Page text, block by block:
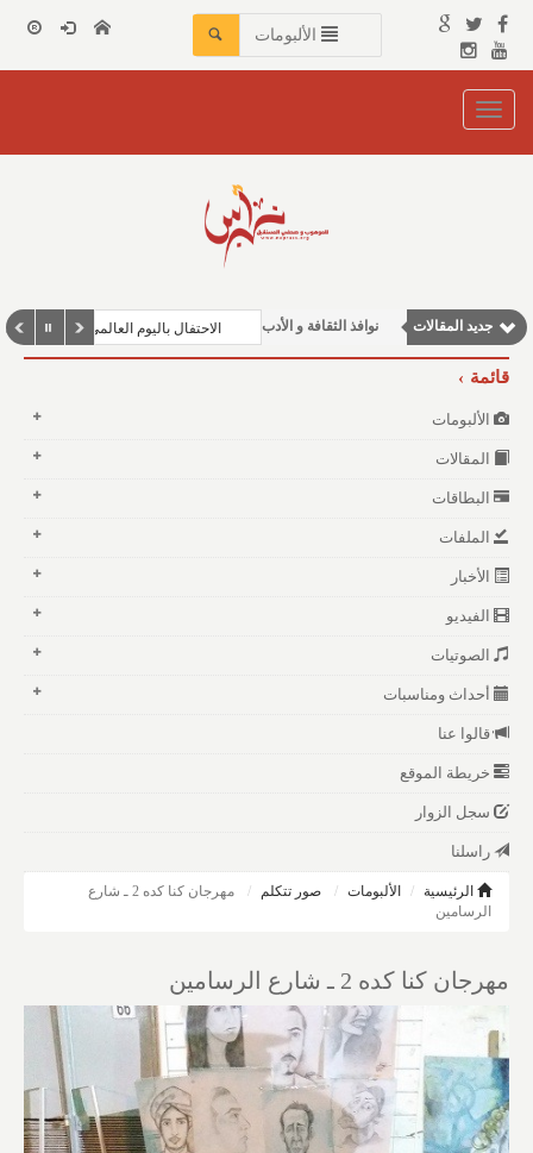
الألبومات
Toggle
navigation
جديد المقالات نوافذ الثقافة و الأدب
مقالات علمية
الاحتفال باليوم العالمي للغة العربية
قائمة
الألبومات
المقالات
البطاقات
الملفات
الأخبار
الفيديو
الصوتيات
أحداث ومناسبات
قالوا عنا
خريطة الموقع
سجل الزوار
راسلنا
الرئيسية الألبومات صور تتكلم
مهرجان كنا كده 2 ـ شارع
الرسامين
مهرجان كنا كده 2 ـ شارع الرسامين